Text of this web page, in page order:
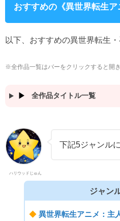
おすすめの《異世界転生
以下、おすすめの異世界転生・
※全作品一覧はバーをクリックすると開
全作品タイトル一覧
ハリウッドじゅん
下記5ジャンル
ジャン
◆ 異世界転生アニメ：主